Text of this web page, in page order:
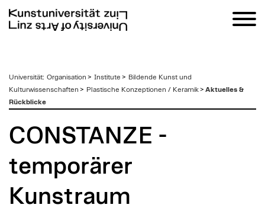
zum
Inhalt
Universität: Organisation > Institute > Bildende Kunst und
Kulturwissenschaften > Plastische Konzeptionen / Keramik> Aktuelles &
Rückblicke
CONSTANZE -
temporärer
Kunstraum